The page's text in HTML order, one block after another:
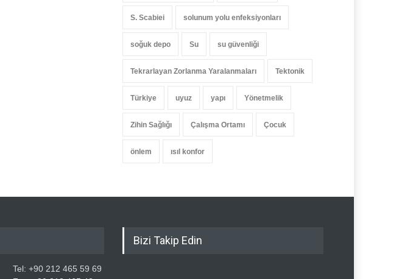
S. Scabiei solunum yolu enfeksiyonları
soğuk depo Su su güvenliği
Tekrarlayan Zorlanma Yaralanmaları Tektonik
Türkiye uyuz yapı Yönetmelik
Zihin Sağlığı Çalışma Ortamı Çocuk
önlem ısıl konfor
Tel: +90 212 465 59 69
Bizi Takip Edin